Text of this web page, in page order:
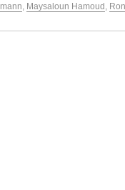
Maysaloun Hamoud